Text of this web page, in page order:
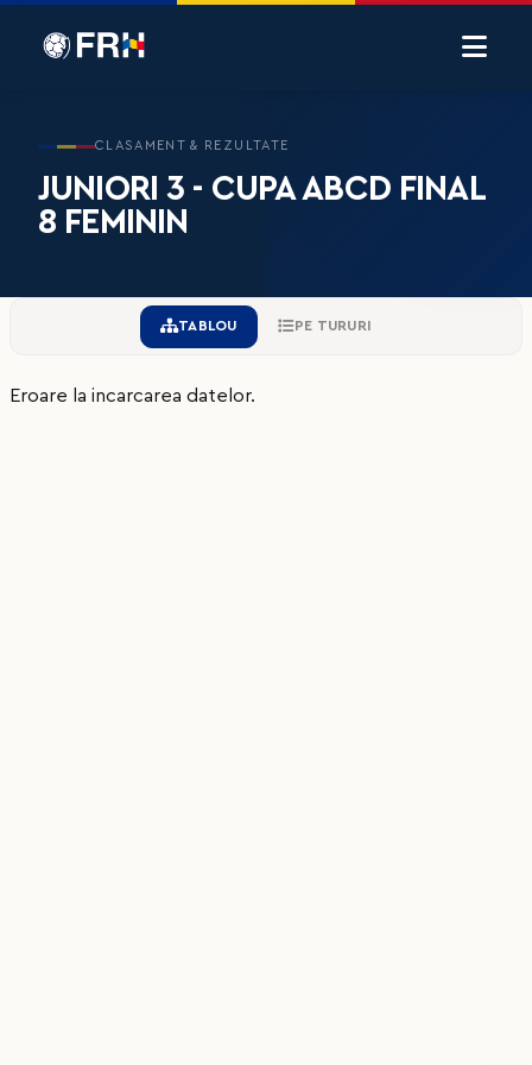
CLASAMENT & REZULTATE
JUNIORI 3 - CUPA ABCD FINAL
8 FEMININ
TABLOU PE TURURI
Eroare la incarcarea datelor.